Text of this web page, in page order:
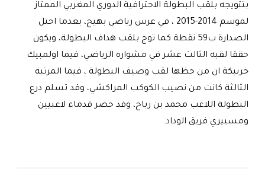
بتتويجه بلقب البطولة الاحترافية الدوري المغربي الممتاز
لموسم 2014-2015 ، في عرس رياضي بهيج، بعدما احتل
الصدارة ب59 نقطة كما توج بلقب هداف البطولة، ويكون
حققا لقبه الثالث عشر في مشواره الرياضي، فيما اولمبيك
خريبكة ان من حظها لقب وصيف البطولة ، فيما المرتبة
الثالثة كانت من نصيب الكوكب المراكشي، وقد تسلم درع
البطولة اللاعب محمد بن رباح، وقد حضر قدماء لاعبيين
ومسييري فريق الوداد.